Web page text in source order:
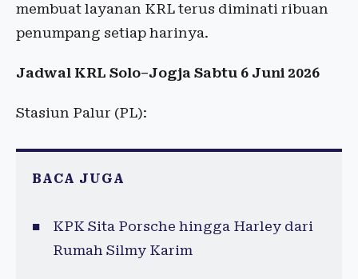
membuat layanan KRL terus diminati ribuan
penumpang setiap harinya.
Jadwal KRL Solo–Jogja Sabtu 6 Juni 2026
Stasiun Palur (PL):
BACA JUGA
KPK Sita Porsche hingga Harley dari
Rumah Silmy Karim